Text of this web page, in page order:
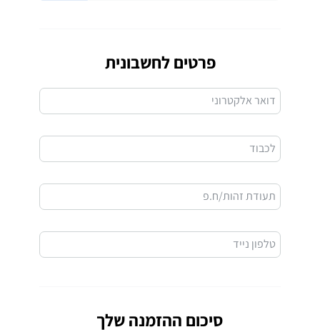
פרטים לחשבונית
דואר אלקטרוני
לכבוד
תעודת זהות/ח.פ
טלפון נייד
סיכום ההזמנה שלך